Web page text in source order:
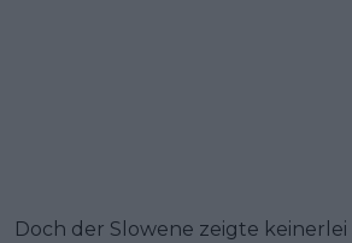
Doch der Slowene zeigte keinerlei